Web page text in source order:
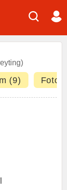
(9)